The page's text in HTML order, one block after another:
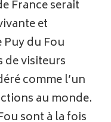
France serait
et
du Fou
de visiteurs
comme l’un
au monde.
sont à la fois